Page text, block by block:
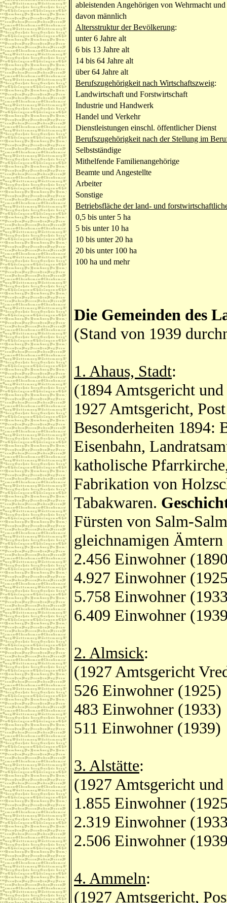
ableistenden Angehörigen von Wehrmacht
davon männlich
Altersstruktur der Bevölkerung:
unter 6 Jahre alt
6 bis 13 Jahre alt
14 bis 64 Jahre alt
über 64 Jahre alt
Berufszugehörigkeit nach Wirtschaftszweig:
Landwirtschaft und Forstwirtschaft
Industrie und Handwerk
Handel und Verkehr
Dienstleistungen einschl. öffentlicher Dienst
Berufszugehörigkeit nach der Stellung im
Selbstständige
Mithelfende Familienangehörige
Beamte und Angestellte
Arbeiter
Sonstige
Betriebsfläche der land- und
0,5 bis unter 5 ha
5 bis unter 10 ha
10 bis unter 20 ha
20 bis unter 100 ha
100 ha und mehr
Die Gemeinden des
(Stand von 1939
1. Ahaus, Stadt:
(1894 Amtsgericht und
1927 Amtsgericht,
Besonderheiten 1894:
Eisenbahn,
katholische
Fabrikation von
Tabakwaren.
Fürsten von Salm-
gleichnamigen
2.456 Einwohner
4.927 Einwohner
5.758 Einwohner
6.409 Einwohner
2. Almsick:
(1927 Amtsgericht
526 Einwohner (1925)
483 Einwohner (1933)
511 Einwohner (1939)
3. Alstätte:
(1927 Amtsgericht
1.855 Einwohner
2.319 Einwohner
2.506 Einwohner
4. Ammeln:
(1927 Amtsgericht,